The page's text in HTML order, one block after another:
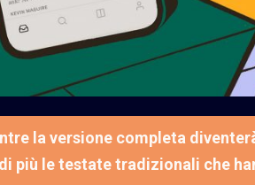
la versione completa
più le testate tradizionali che